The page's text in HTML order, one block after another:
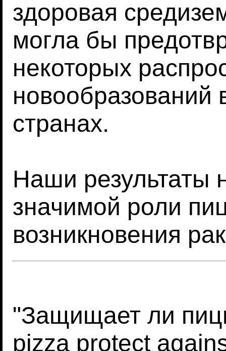
здоровая
могла бы
некоторых
новообразований
странах.
Наши результаты
значимой роли
возникновения
"Защищает ли
pizza protect